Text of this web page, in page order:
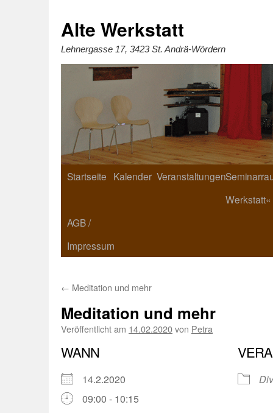
Alte Werkstatt
Lehnergasse 17, 3423 St. Andrä-Wördern
Startseite Kalender Veranstaltungen
Werkstatt«
AGB /
Impressum
← Meditation und mehr
Meditation und mehr
Veröffentlicht am 14.02.2020von Petra
WANN
14.2.2020
09:00 - 10:15